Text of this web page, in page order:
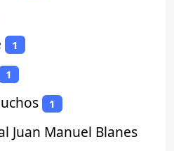
1
1
1
Juan Manuel Blanes